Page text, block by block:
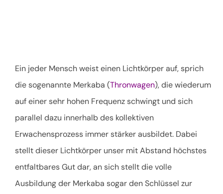
Ein jeder Mensch weist einen Lichtkörper auf, sprich
die sogenannte Merkaba (Thronwagen), die wiederum
auf einer sehr hohen Frequenz schwingt und sich
parallel dazu innerhalb des kollektiven
Erwachensprozess immer stärker ausbildet. Dabei
stellt dieser Lichtkörper unser mit Abstand höchstes
entfaltbares Gut dar, an sich stellt die volle
Ausbildung der Merkaba sogar den Schlüssel zur